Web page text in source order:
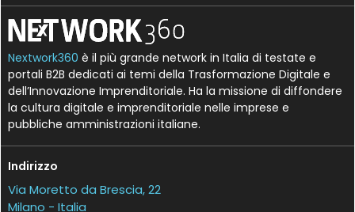
Nextwork360 è il più grande network in Italia di testate e
portali B2B dedicati ai temi della Trasformazione Digitale e
dell’Innovazione Imprenditoriale. Ha la missione di diffondere
la cultura digitale e imprenditoriale nelle imprese e
pubbliche amministrazioni italiane.
Indirizzo
Via Moretto da Brescia, 22
Milano - Italia